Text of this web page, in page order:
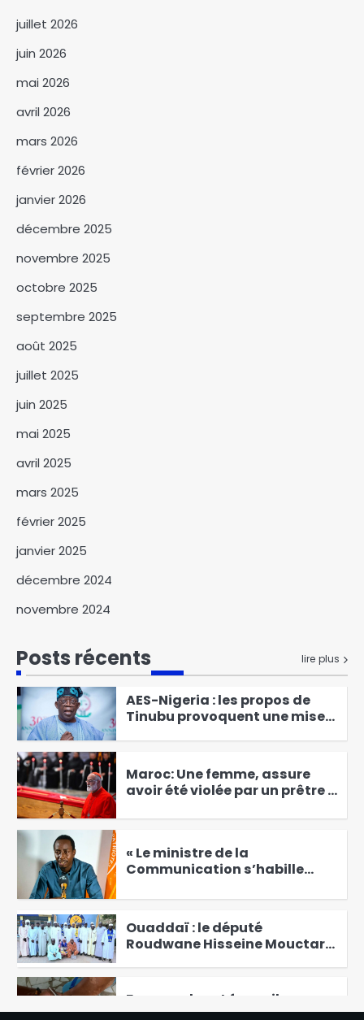
juillet 2026
juin 2026
mai 2026
avril 2026
mars 2026
février 2026
janvier 2026
décembre 2025
novembre 2025
octobre 2025
septembre 2025
août 2025
juillet 2025
juin 2025
mai 2025
avril 2025
mars 2025
février 2025
janvier 2025
décembre 2024
novembre 2024
Posts récents lire plus
3
5
1
nouvelles infrastructures
sportives de proximité
2
AES-Nigeria : les propos de
Tinubu provoquent une mise
3
Maroc: Une femme, assure
avoir été violée par un prêtre à
4
« Le ministre de la
Communication s’habille
d’activiste. » Hisseine
Abdoulaye [Interview]
5
Ouaddaï : le député
Roudwane Hisseine Mouctar
Faux ongles et faux cils :
l’essor de la beauté moderne